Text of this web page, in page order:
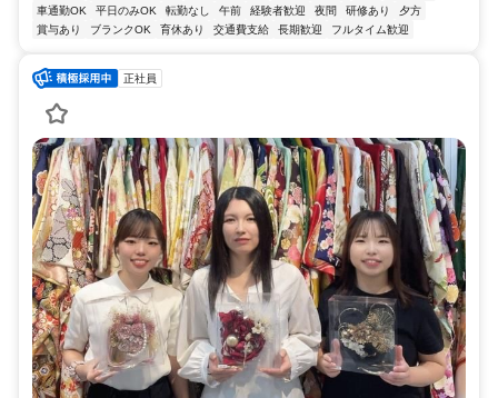
車通勤OK
平日のみOK 転勤なし 午前 経験者歓迎 夜間 研修あり
夕方
賞与あり
ブランクOK 育休あり 交通費支給 長期歓迎 フルタイム歓迎
正社員